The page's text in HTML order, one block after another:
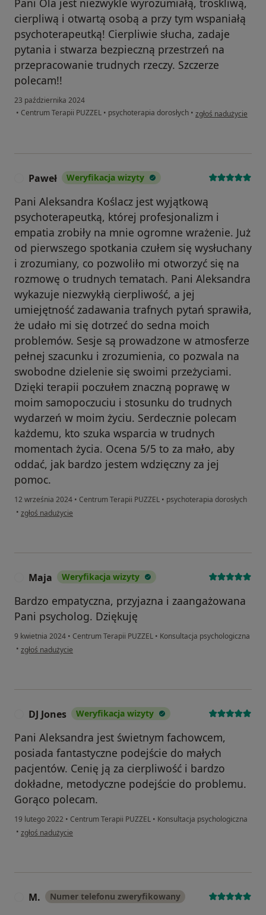
Pani Ola jest niezwykle wyrozumiałą, troskliwą,
cierpliwą i otwartą osobą a przy tym wspaniałą
psychoterapeutką! Cierpliwie słucha, zadaje
pytania i stwarza bezpieczną przestrzeń na
przepracowanie trudnych rzeczy. Szczerze
polecam!!
23 października 2024
• Centrum Terapii PUZZEL • psychoterapia dorosłych • w opinii użytkownika
zgłoś nadużycie
Paweł Weryfikacja wizyty
Pani Aleksandra Koślacz jest wyjątkową
psychoterapeutką, której profesjonalizm i
empatia zrobiły na mnie ogromne wrażenie. Już
od pierwszego spotkania czułem się wysłuchany
i zrozumiany, co pozwoliło mi otworzyć się na
rozmowę o trudnych tematach. Pani Aleksandra
wykazuje niezwykłą cierpliwość, a jej
umiejętność zadawania trafnych pytań sprawiła,
że udało mi się dotrzeć do sedna moich
problemów. Sesje są prowadzone w atmosferze
pełnej szacunku i zrozumienia, co pozwala na
swobodne dzielenie się swoimi przeżyciami.
Dzięki terapii poczułem znaczną poprawę w
moim samopoczuciu i stosunku do trudnych
wydarzeń w moim życiu. Serdecznie polecam
każdemu, kto szuka wsparcia w trudnych
momentach życia. Ocena 5/5 to za mało, aby
oddać, jak bardzo jestem wdzięczny za jej
pomoc.
12 września 2024 • Centrum Terapii PUZZEL • psychoterapia dorosłych
• w opinii użytkownika Paweł
zgłoś nadużycie
Maja Weryfikacja wizyty
Bardzo empatyczna, przyjazna i zaangażowana
Pani psycholog. Dziękuję
9 kwietnia 2024 • Centrum Terapii PUZZEL • Konsultacja psychologiczna
• w opinii użytkownika Maja
zgłoś nadużycie
DJ Jones Weryfikacja wizyty
Pani Aleksandra jest świetnym fachowcem,
posiada fantastyczne podejście do małych
pacjentów. Cenię ją za cierpliwość i bardzo
dokładne, metodyczne podejście do problemu.
Gorąco polecam.
19 lutego 2022 • Centrum Terapii PUZZEL • Konsultacja psychologiczna
• w opinii użytkownika DJ Jones
zgłoś nadużycie
M. Numer telefonu zweryfikowany